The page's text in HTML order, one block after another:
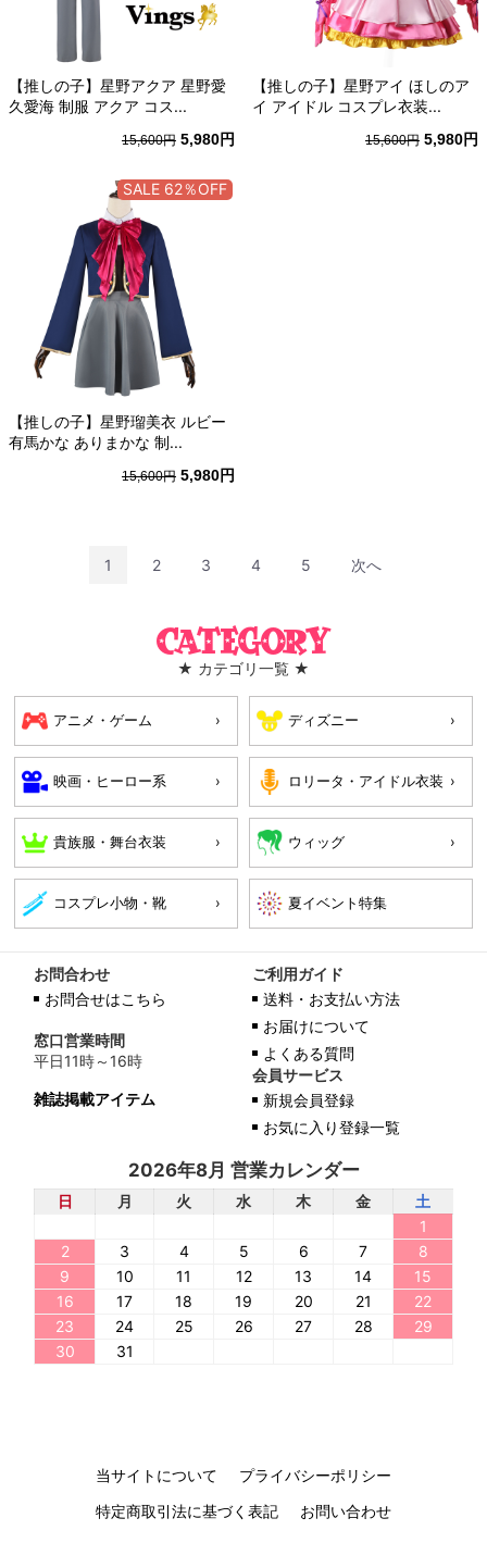
【推しの子】星野アクア 星野愛
久愛海 制服 アクア コス...
15,600円 5,980円
【推しの子】星野アイ ほしのア
イ アイドル コスプレ衣装...
15,600円 5,980円
SALE 62％OFF
【推しの子】星野瑠美衣 ルビー
有馬かな ありまかな 制...
15,600円 5,980円
1 2 3 4 5 次へ
Category
★ カテゴリ一覧 ★
アニメ・ゲーム ディズニー
映画・ヒーロー系 ロリータ・アイドル衣装
貴族服・舞台衣装 ウィッグ
コスプレ小物・靴
お問合わせ
お問合せはこちら
窓口営業時間
平日11時～16時
雑誌掲載アイテム
ご利用ガイド
送料・お支払い方法
お届けについて
よくある質問
会員サービス
新規会員登録
お気に入り登録一覧
2026年8月 営業カレンダー
日 月 火 水 木 金
土
1
2
3 4 5 6 7
8
9
10 11 12 13 14
15
16
17 18 19 20 21
22
23
24 25 26 27 28
29
30
31
当サイトについて
プライバシーポリシー
特定商取引法に基づく表記
お問い合わせ